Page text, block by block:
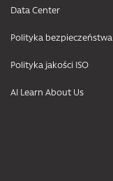
Data Center
Polityka bezpieczeństwa
Polityka jakości ISO
AI Learn About Us